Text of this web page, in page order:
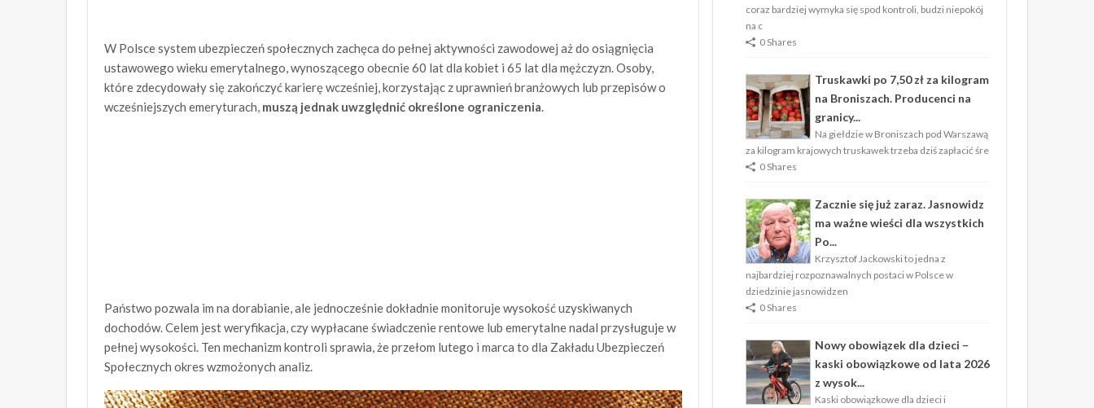
W Polsce system ubezpieczeń społecznych zachęca do pełnej aktywności zawodowej aż do osiągnięcia
ustawowego wieku emerytalnego, wynoszącego obecnie 60 lat dla kobiet i 65 lat dla mężczyzn. Osoby,
które zdecydowały się zakończyć karierę wcześniej, korzystając z uprawnień branżowych lub przepisów o
wcześniejszych emeryturach, muszą jednak uwzględnić określone ograniczenia
Państwo pozwala im na dorabianie, ale jednocześnie dokładnie monitoruje wysokość uzyskiwanych
dochodów. Celem jest weryfikacja, czy wypłacane świadczenie rentowe lub emerytalne nadal przysługuje w
pełnej wysokości. Ten mechanizm kontroli sprawia, że przełom lutego i marca to dla Zakładu Ubezpieczeń
Społecznych okres wzmożonych analiz.
coraz bardziej wymyka się spod kontroli, budzi niepokój
na c
0 Shares
Truskawki po 7,50 zł za kilogram
na Broniszach. Producenci na
granicy...
Na giełdzie w Broniszach pod Warszawą
za kilogram krajowych truskawek trzeba dziś zapłacić śre
0 Shares
Zacznie się już zaraz. Jasnowidz
ma ważne wieści dla wszystkich
Po...
Krzysztof Jackowski to jedna z
najbardziej rozpoznawalnych postaci w Polsce w
dziedzinie jasnowidzen
0 Shares
Nowy obowiązek dla dzieci –
kaski obowiązkowe od lata 2026
z wysok...
Kaski obowiązkowe dla dzieci i